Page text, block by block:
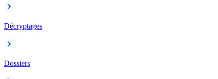
Décryptages
Dossiers